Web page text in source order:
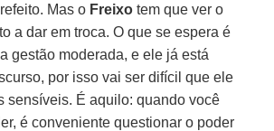
Mas o Freixo tem que ver o
a dar em troca. O que se espera é
gestão moderada, e ele já está
por isso vai ser difícil que ele
sensíveis. É aquilo: quando você
é conveniente questionar o poder